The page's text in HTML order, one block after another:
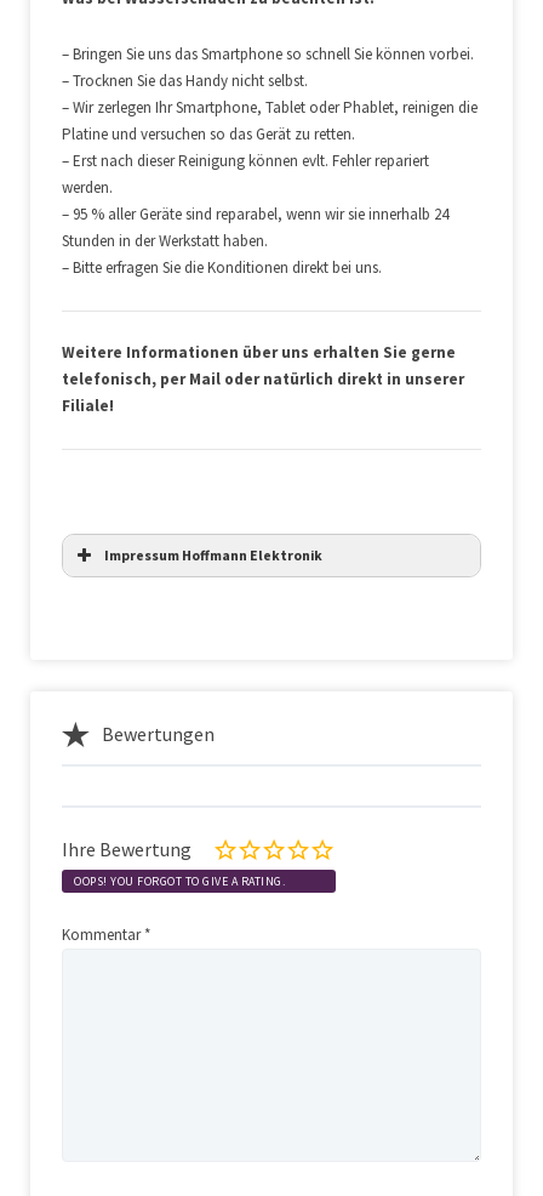
– Bringen Sie uns das Smartphone so schnell Sie können vorbei.
– Trocknen Sie das Handy nicht selbst.
– Wir zerlegen Ihr Smartphone, Tablet oder Phablet, reinigen die
Platine und versuchen so das Gerät zu retten.
– Erst nach dieser Reinigung können evlt. Fehler repariert
werden.
– 95 % aller Geräte sind reparabel, wenn wir sie innerhalb 24
Stunden in der Werkstatt haben.
– Bitte erfragen Sie die Konditionen direkt bei uns.
Weitere Informationen über uns erhalten Sie gerne
telefonisch, per Mail oder natürlich direkt in unserer
Filiale!
Impressum Hoffmann Elektronik
Bewertungen
Ihre Bewertung
OOPS! YOU FORGOT TO GIVE A RATING.
Kommentar*